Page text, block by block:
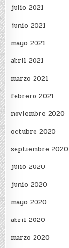
julio 2021
junio 2021
mayo 2021
abril 2021
marzo 2021
febrero 2021
noviembre 2020
octubre 2020
septiembre 2020
julio 2020
junio 2020
mayo 2020
abril 2020
marzo 2020